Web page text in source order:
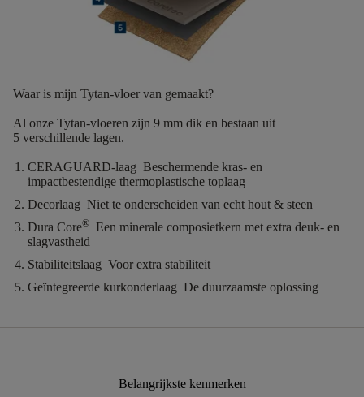
Waar is mijn Tytan-vloer van gemaakt?
Al onze Tytan-vloeren zijn 9 mm dik en bestaan uit
5 verschillende lagen.
CERAGUARD-laag Beschermende kras- en
impactbestendige thermoplastische toplaag
Decorlaag Niet te onderscheiden van echt hout & steen
Dura Core® Een minerale composietkern met extra deuk- en
slagvastheid
Stabiliteitslaag Voor extra stabiliteit
Geïntegreerde kurkonderlaag De duurzaamste oplossing
Belangrijkste kenmerken